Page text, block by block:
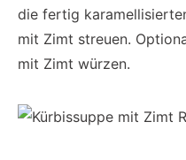
die fertig
mit Zimt streuen.
mit Zimt würzen.